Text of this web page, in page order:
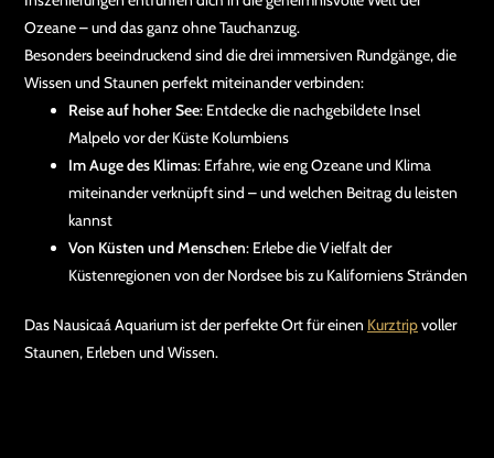
Ozeane – und das ganz ohne Tauchanzug.
Besonders beeindruckend sind die drei immersiven Rundgänge, die
Wissen und Staunen perfekt miteinander verbinden:
Reise auf hoher See: Entdecke die nachgebildete Insel
Malpelo vor der Küste Kolumbiens
Im Auge des Klimas: Erfahre, wie eng Ozeane und Klima
miteinander verknüpft sind – und welchen Beitrag du leisten
kannst
Von Küsten und Menschen: Erlebe die Vielfalt der
Küstenregionen von der Nordsee bis zu Kaliforniens Stränden
Das Nausicaá Aquarium ist der perfekte Ort für einen Kurztripvoller
Staunen, Erleben und Wissen.